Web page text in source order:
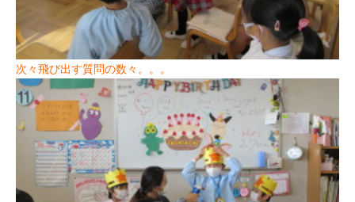
次々飛び出す質問の数々。。。